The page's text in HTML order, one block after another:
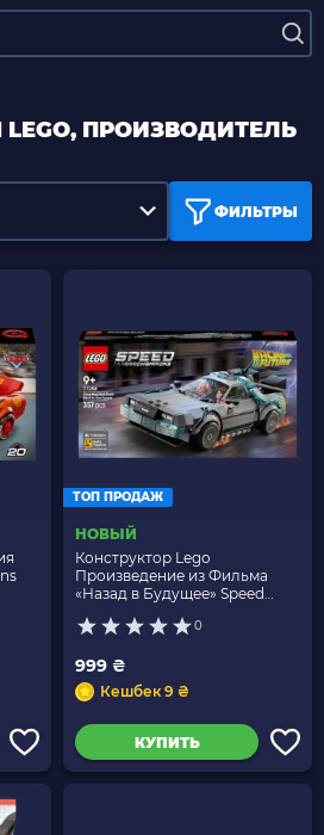
ПРОИЗВОДИТЕЛЬ
ФИЛЬТРЫ
ТОП ПРОДАЖ
НОВЫЙ
Конструктор Lego
Произведение из Фильма
«Назад в Будущее» Speed
0
999 ₴
Кешбек 9 ₴
КУПИТЬ